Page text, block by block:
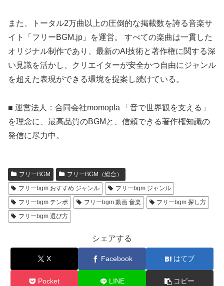
また、トータル2万曲以上の圧倒的な掲載数を誇る音楽サ
イト「フリーBGM.jp」を運営。 すべての楽曲は一貫した
オリジナル制作であり、最新のAI技術と著作権に関する深
い見識を活かし、クリエイターが安全かつ自由にジャンル
を超えた表現ができる環境を提案し続けている。
■ 運営法人：合同会社momopla 「音で世界観を支える」
を理念に、最高品質のBGMと、信頼できる著作権知識の
発信に尽力中。
フリーBGM
フリーBGM（総合）
フリーbgm おすすめ ジャンル
フリーbgm ジャンル
フリーbgm テンポ
フリーbgm 動画 音楽
フリーbgm 探し方
フリーbgm 選び方
シェアする
X Facebook はてブ
Pocket LINE コピー